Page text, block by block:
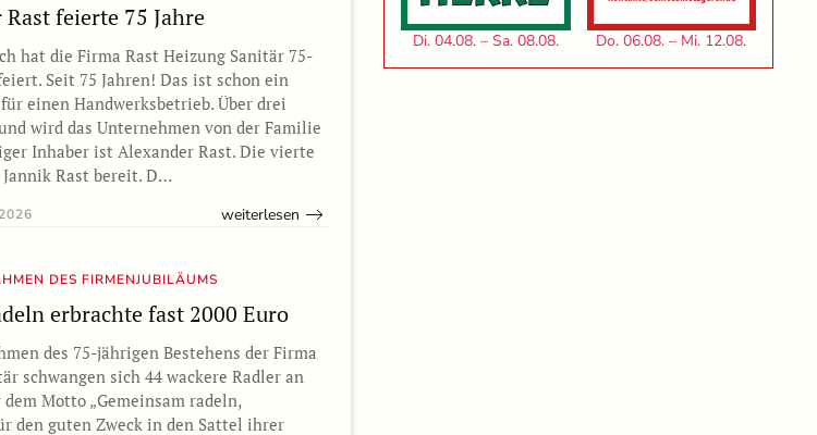
feierte 75 Jahre
hat die Firma Rast Heizung Sanitär 75-
Seit 75 Jahren! Das ist schon ein
einen Handwerksbetrieb. Über drei
wird das Unternehmen von der Familie
Inhaber ist Alexander Rast. Die vierte
Rast bereit. D…
weiterlesen
DES FIRMENJUBILÄUMS
erbrachte fast 2000 Euro
des 75-jährigen Bestehens der Firma
schwangen sich 44 wackere Radler an
Motto „Gemeinsam radeln,
den guten Zweck in den Sattel ihrer
Di. 04.08. – Sa. 08.08. Do. 06.08. – Mi. 12.08.